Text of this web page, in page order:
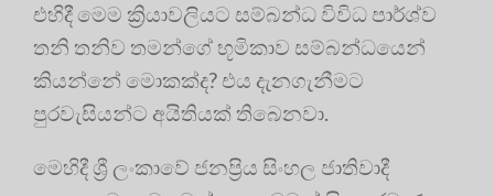
එහිදී මෙම ක්‍රියාවලියට සම්බන්ධ විවිධ පාර්ශ්ව
තනි තනිව තමන්ගේ භූමිකාව සම්බන්ධයෙන්
කියන්නේ මොකක්ද? එය දැනගැනීමට
පුරවැසියන්ට අයිතියක් තිබෙනවා.
මෙහිදී ශ්‍රී ලංකාවේ ජනප්‍රිය සිංහල ජාතිවාදී